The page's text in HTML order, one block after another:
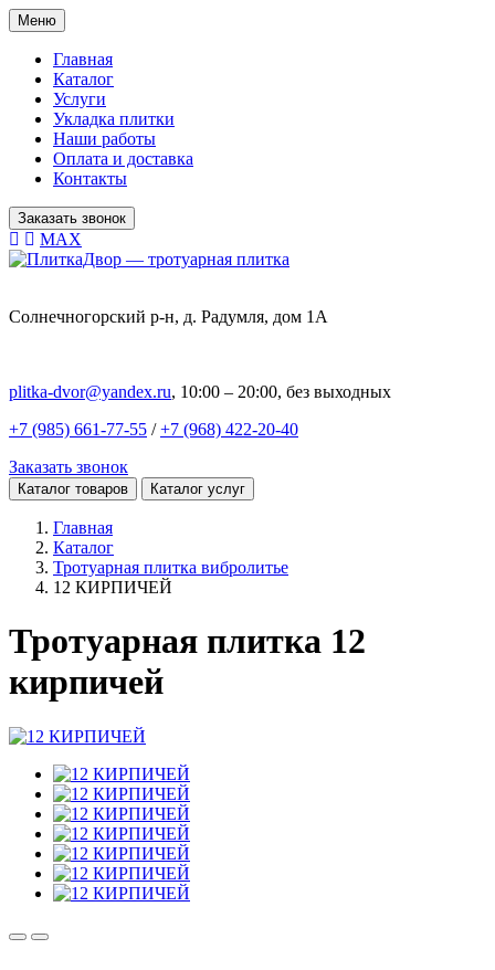
Меню
Главная
Каталог
Услуги
Укладка плитки
Наши работы
Оплата и доставка
Контакты
Заказать звонок
MAX
Солнечногорский р-н, д. Радумля, дом 1А
plitka-dvor@yandex.ru, 10:00 – 20:00, без выходных
+7 (985) 661-77-55 / +7 (968) 422-20-40
Заказать звонок
Каталог товаров Каталог услуг
Главная
Каталог
Тротуарная плитка вибролитье
12 КИРПИЧЕЙ
Тротуарная плитка 12
кирпичей